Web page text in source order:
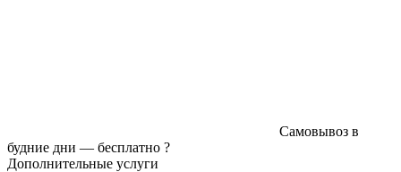
Самовывоз в
будние дни — бесплатно ?
Дополнительные услуги